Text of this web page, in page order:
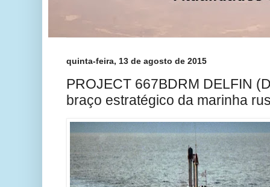
quinta-feira, 13 de agosto de 2015
PROJECT 667BDRM DELFIN
braço estratégico da marinha